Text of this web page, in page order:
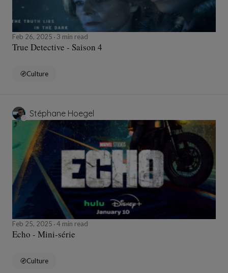
Feb 26, 2025 3 min read
True Detective - Saison 4
Culture
Stéphane Hoegel
Feb 25, 2025 4 min read
Echo - Mini-série
Culture